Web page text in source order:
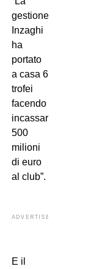
gestione
Inzaghi
ha
portato
a casa 6
trofei
facendo
incassare
500
milioni
di euro
al club”.
ADVERTISEMENT
E il